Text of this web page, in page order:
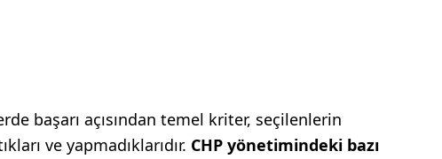
başarı açısından temel kriter, seçilenlerin
ve yapmadıklarıdır. CHP yönetimindeki bazı